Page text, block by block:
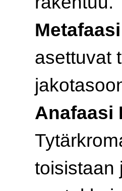
asettuvat
Anafaasi
toisistaan